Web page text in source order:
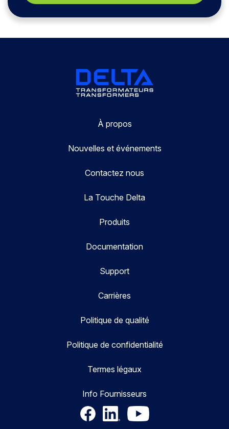
À propos
Nouvelles et événements
Contactez nous
La Touche Delta
Produits
Documentation
Support
Carrières
Politique de qualité
Politique de confidentialité
Termes légaux
Info Fournisseurs